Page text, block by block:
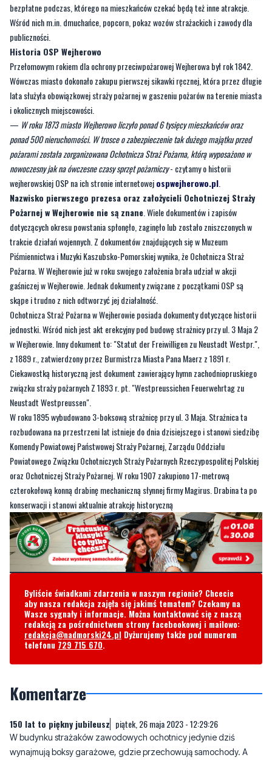
bezpłatne podczas, którego na mieszkańców czekać będą też inne atrakcje.
Wśród nich m.in. dmuchańce, popcorn, pokaz wozów strażackich i zawody dla
publiczności.
Historia OSP Wejherowo
Przełomowym rokiem dla ochrony przeciwpożarowej Wejherowa był rok 1842.
Wówczas miasto dokonało zakupu pierwszej sikawki ręcznej, która przez długie
lata służyła obowiązkowej straży pożarnej w gaszeniu pożarów na terenie miasta
i okolicznych miejscowości.
— W roku 1873 miasto Wejherowo liczyło ponad 6 tysięcy mieszkańców oraz
ponad 500 nieruchomości. W trosce o zabezpieczenie tak dużego majątku przed
pożarami została zorganizowana Ochotnicza Straż Pożarna, którą wyposażono w
nowoczesny jak na ówczesne czasy sprzęt pożarniczy- czytamy o historii
wejherowskiej OSP na ich stronie internetowejospwejherowo.pl
Nazwisko pierwszego prezesa oraz założycieli Ochotniczej Straży
Pożarnej w Wejherowie nie są znane . Wiele dokumentów i zapisów
dotyczących okresu powstania spłonęło, zaginęło lub zostało zniszczonych w
trakcie działań wojennych. Z dokumentów znajdujących się w Muzeum
Piśmiennictwa i Muzyki Kaszubsko-Pomorskiej wynika, że Ochotnicza Straż
Pożarna. W Wejherowie już w roku swojego założenia brała udział w akcji
gaśniczej w Wejherowie. Jednak dokumenty związane z początkami OSP są
skąpe i trudno z nich odtworzyć jej działalność.
Ochotnicza Straż Pożarna w Wejherowie posiada dokumenty dotyczące historii
jednostki. Wśród nich jest akt erekcyjny pod budowę strażnicy przy ul. 3 Maja 2
w Wejherowie. Inny dokument to: "Statut der Freiwilligen zu Neustadt Westpr.",
z 1889 r., zatwierdzony przez Burmistrza Miasta Pana Maerz z 1891 r.
Ciekawostką historyczną jest dokument zawierający hymn zachodniopruskiego
związku straży pożarnych Z 1893 r. pt. "Westpreussichen Feuerwehrtag zu
Neustadt Westpreussen".
W roku 1895 wybudowano 3-boksową strażnicę przy ul. 3 Maja. Strażnica ta
rozbudowana na przestrzeni lat istnieje do dnia dzisiejszego i stanowi siedzibę
Komendy Powiatowej Państwowej Straży Pożarnej, Zarządu Oddziału
Powiatowego Związku Ochotniczych Straży Pożarnych Rzeczypospolitej Polskiej
oraz Ochotniczej Straży Pożarnej. W roku 1907 zakupiono 17-metrową
czterokołową konną drabinę mechaniczną słynnej firmy Magirus. Drabina ta po
konserwacji i stanowi aktualnie atrakcję historyczną
Byliście świadkami zdarzenia w naszym regionie? Chcecie
aby nasza redakcja zajęła się jakimś tematem? Czekamy na
Wasze sygnały i informacje. Można kontaktować się z naszą
redakcją za pośrednictwem strony facebookowej i mailowo:
redakcja@nadmorski24.pl Dyżurujemy także pod numerem
telefonu 729 715 670.
Komentarze
150 lat to piękny jubileusz piątek, 26 maja 2023 - 12:29:26
W budynku strażaków zawodowych ochotnicy jedynie dziś
wynajmują boksy garażowe, gdzie przechowują samochody. A